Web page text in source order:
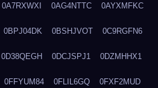
0A7RXWXI 0AG4NTTC 0AYXMFKC
0BPJ04DK 0BSHJVOT 0C9RGFN6
0D38QEGH 0DCJSPJ1 0DZMHHX1
0FFYUM84 0FLIL6GQ 0FXF2MUD